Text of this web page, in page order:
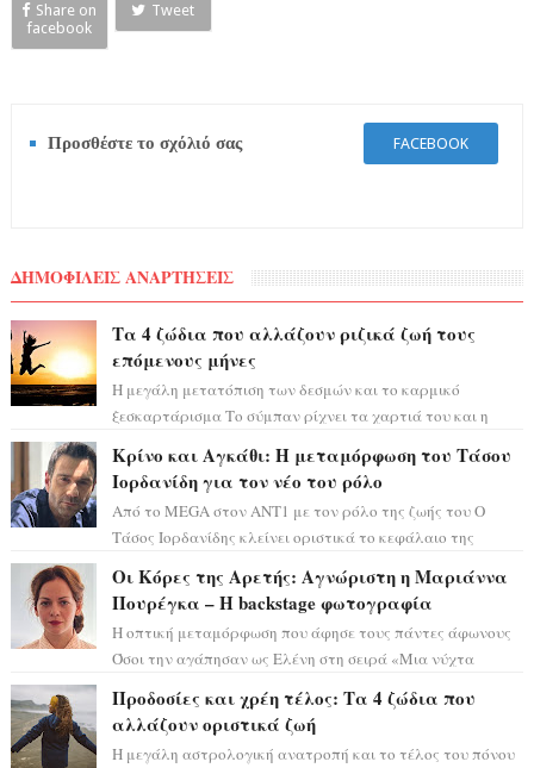
Share on
facebook
Tweet
Προσθέστε το σχόλιό σας FACEBOOK
ΔΗΜΟΦΙΛΕΙΣ ΑΝΑΡΤΗΣΕΙΣ
Τα 4 ζώδια που αλλάζουν ριζικά ζωή τους
επόμενους μήνες
Η μεγάλη μετατόπιση των δεσμών και το καρμικό
ξεσκαρτάρισμα Το σύμπαν ρίχνει τα χαρτιά του και η
Κρίνο και Αγκάθι: Η μεταμόρφωση του Τάσου
Ιορδανίδη για τον νέο του ρόλο
Από το MEGA στον ΑΝΤ1 με τον ρόλο της ζωής του Ο
Τάσος Ιορδανίδης κλείνει οριστικά το κεφάλαιο της
Οι Κόρες της Αρετής: Αγνώριστη η Μαριάννα
Πουρέγκα – H backstage φωτογραφία
Η οπτική μεταμόρφωση που άφησε τους πάντες άφωνους
Όσοι την αγάπησαν ως Ελένη στη σειρά «Μια νύχτα
Προδοσίες και χρέη τέλος: Τα 4 ζώδια που
αλλάζουν οριστικά ζωή
Η μεγάλη αστρολογική ανατροπή και το τέλος του πόνου